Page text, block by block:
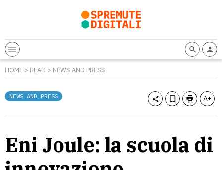
HOME > READ > NEWS AND PRESS
NEWS AND PRESS
Eni Joule: la scuola di